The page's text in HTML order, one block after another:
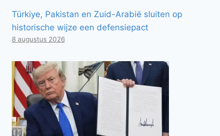
Türkiye, Pakistan en Zuid-Arabië sluiten op
historische wijze een defensiepact
8 augustus 2026